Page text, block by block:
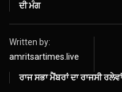
ਦੀ ਮੰਗ
Written by:
amritsartimes.live
ਰਾਜ ਸਭਾ ਮੈਂਬਰਾਂ ਦਾ ਰਾਜਸੀ